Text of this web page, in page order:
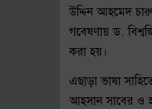
উদ্দিন আহমেদ
গবেষণায় ড.
করা হয়।
এছাড়া ভাষা
আহসান সাবের ও